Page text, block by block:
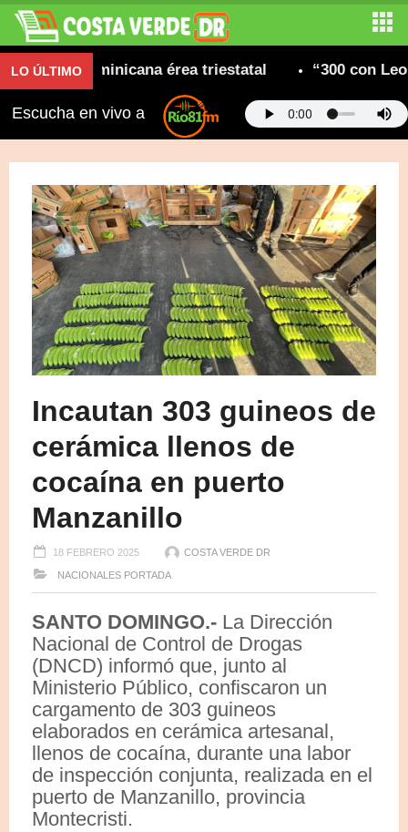
LO ÚLTIMOdominicana érea triestatal “300 con
Escucha en vivo a
Incautan 303 guineos de
cerámica llenos de
cocaína en puerto
Manzanillo
18 FEBRERO 2025 COSTA VERDE DR
NACIONALES PORTADA
SANTO DOMINGO.- La Dirección
Nacional de Control de Drogas
(DNCD) informó que, junto al
Ministerio Público, confiscaron un
cargamento de 303 guineos
elaborados en cerámica artesanal,
llenos de cocaína, durante una labor
de inspección conjunta, realizada en el
puerto de Manzanillo, provincia
Montecristi.